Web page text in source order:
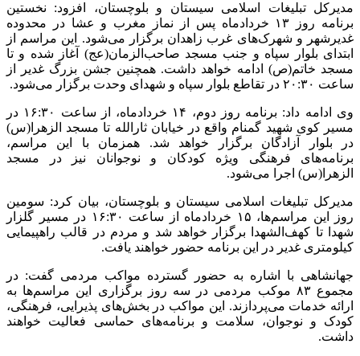
مدیرکل تبلیغات اسلامی سیستان و بلوچستان، افزود: نخستین
برنامه روز ۱۳ خردادماه پس از نماز مغرب و عشا در محدوده
غدیرشهر و شهرک‌های غرب زاهدان برگزار می‌شود. این مراسم از
ابتدای بلوار سپاه و جنب مسجد صاحب‌الزمان(عج) آغاز شده و تا
مسجد خاتم(ص) ادامه خواهد داشت. همچنین جشن بزرگ غدیر از
ساعت ۲۰:۳۰ در تقاطع بلوار سپاه و شهدای وحدت برگزار می‌شود.
وی ادامه داد: برنامه روز دوم، ۱۴ خردادماه، از ساعت ۱۶:۳۰ در
مسیر کوی شهید گمنام واقع در خیابان ثارالله تا مسجد الزهرا(س)
در بلوار آزادگان برگزار خواهد شد. همزمان با این مراسم،
برنامه‌های فرهنگی ویژه کودکان و نوجوانان نیز در مسجد
الزهرا(س) اجرا می‌شود.
مدیرکل تبلیغات اسلامی سیستان و بلوچستان، بیان کرد: سومین
روز این مراسم‌ها، ۱۵ خردادماه از ساعت ۱۶:۳۰ در مسیر گلزار
شهدا تا کهف‌الشهدا برگزار خواهد شد و مردم در قالب راهپیمایی
کیلومتری غدیر در این برنامه حضور خواهند یافت.
جهانشاهی با اشاره به حضور گسترده مواکب مردمی گفت: در
مجموع ۸۳ موکب مردمی در سه روز برگزاری این مراسم‌ها به
ارائه خدمات می‌پردازند. این مواکب در بخش‌های پذیرایی، فرهنگی،
کودک و نوجوان، سلامت و برنامه‌های حماسی فعالیت خواهند
داشت.